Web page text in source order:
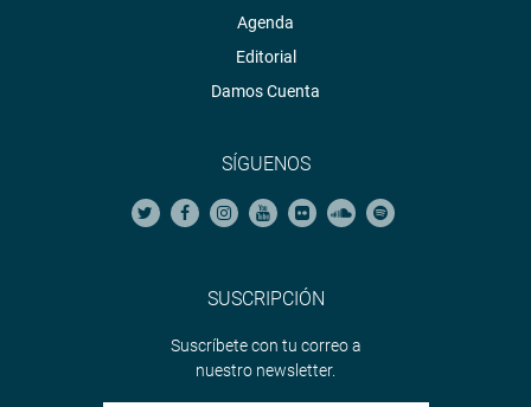
Agenda
Editorial
Damos Cuenta
SÍGUENOS
SUSCRIPCIÓN
Suscríbete con tu correo a
nuestro newsletter.